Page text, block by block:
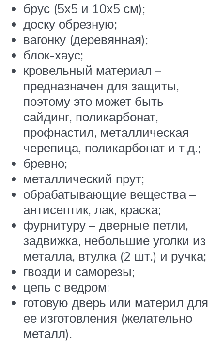
брус (5х5 и 10х5 см);
доску обрезную;
вагонку (деревянная);
блок-хаус;
кровельный материал –
предназначен для защиты,
поэтому это может быть
сайдинг, поликарбонат,
профнастил, металлическая
черепица, поликарбонат и т.д.;
бревно;
металлический прут;
обрабатывающие вещества –
антисептик, лак, краска;
фурнитуру – дверные петли,
задвижка, небольшие уголки из
металла, втулка (2 шт.) и ручка;
гвозди и саморезы;
цепь с ведром;
готовую дверь или материл для
ее изготовления (желательно
металл).